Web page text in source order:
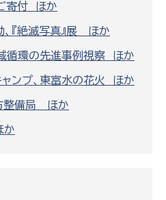
寄付 ほか
『絶滅写真』展 ほか
循環の先進事例視察 ほか
ャンプ、東富水の花火 ほか
整備局 ほか
か